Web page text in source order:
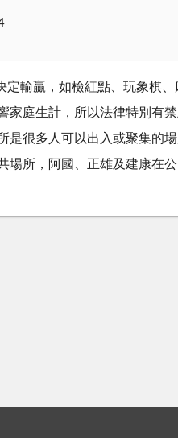
定輸贏，如檢紅點、玩象棋
家庭生計，所以法律特別有
是很多人可以出入或聚集的
場所，阿國、正雄及建康在